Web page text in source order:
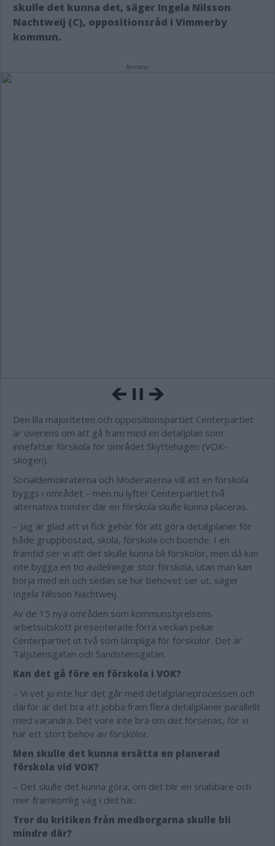
skulle det kunna det, säger Ingela Nilsson
Nachtweij (C), oppositionsråd i Vimmerby
kommun.
Annons:
Den lila majoriteten och oppositionspartiet Centerpartiet
är överens om att gå fram med en detaljplan som
innefattar förskola för området Skyttehagen (VOK-
skogen).
Socialdemokraterna och Moderaterna vill att en förskola
byggs i området – men nu lyfter Centerpartiet två
alternativa tomter där en förskola skulle kunna placeras.
– Jag är glad att vi fick gehör för att göra detaljplaner för
både gruppbostad, skola, förskola och boende. I en
framtid ser vi att det skulle kunna bli förskolor, men då kan
inte bygga en tio avdelningar stor förskola, utan man kan
börja med en och sedan se hur behovet ser ut, säger
Ingela Nilsson Nachtweij.
Av de 15 nya områden som kommunstyrelsens
arbetsutskott presenterade förra veckan pekar
Centerpartiet ut två som lämpliga för förskolor. Det är
Täljstensgatan och Sandstensgatan.
Kan det gå före en förskola i VOK?
– Vi vet ju inte hur det går med detaljplaneprocessen och
därför är det bra att jobba fram flera detaljplaner parallellt
med varandra. Det vore inte bra om det försenas, för vi
har ett stort behov av förskolor.
Men skulle det kunna ersätta en planerad
förskola vid VOK?
– Det skulle det kunna göra, om det blir en snabbare och
mer framkomlig väg i det här.
Tror du kritiken från medborgarna skulle bli
mindre där?